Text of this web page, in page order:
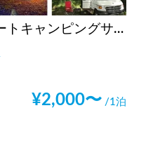
【電源無料】プライベートキャンピングサイト軽井沢
¥2,000〜 /1泊